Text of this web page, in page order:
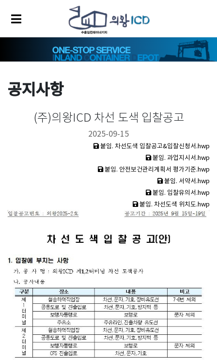
공지사항
(주)의왕ICD 차선 도색 입찰공고
2025-09-15
붙임. 차선도색 입찰공고&입찰신청서.hwp
붙임. 과업지시서.hwp
붙임. 안전보건관리계획서 평가기준.hwp
붙임. 서약서.hwp
붙임. 입찰유의서.hwp
붙임. 차선도색 위치도.hwp